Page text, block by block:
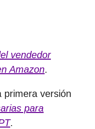
vendedor
Amazon.
primera versión
para
.